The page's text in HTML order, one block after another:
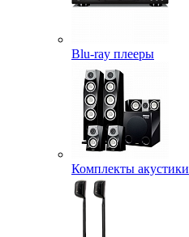
Blu-ray плееры
Комплекты акустики